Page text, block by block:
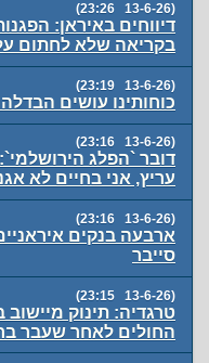
(13-6-26 23:26)
דיווחים באיראן:
בקריאה שלא לחתום
(13-6-26 23:19)
כוחותינו עושים הבדלה
(13-6-26 23:16)
דובר `הפלג
עריץ, אני בחיים לא
(13-6-26 23:16)
ארבעה בנקים
סייבר
(13-6-26 23:15)
טרגדיה: תינוק מיישוב
החולים לאחר שעבר